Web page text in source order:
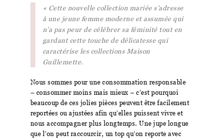
« Cette nouvelle collection mariée s’adresse
à une jeune femme moderne et assumée qui
n’a pas peur de célébrer sa féminité tout en
gardant cette touche de délicatesse qui
caractérise les collections Maison
Guillemette.
Nous sommes pour une consommation responsable
– consommer moins mais mieux – c’est pourquoi
beaucoup de ces jolies pièces peuvent être facilement
reportées ou ajustées afin qu’elles puissent vivre et
nous accompagner plus longtemps. Une jupe longue
que l’on peut raccourcir, un top qu’on reporte avec